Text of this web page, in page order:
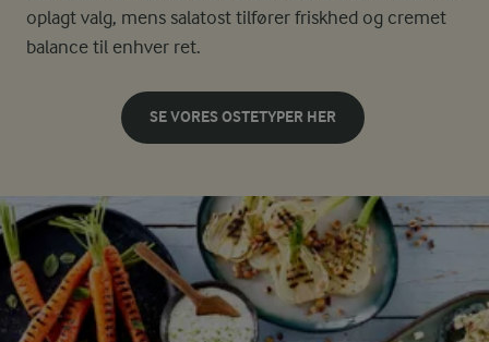
oplagt valg, mens salatost tilfører friskhed og cremet
balance til enhver ret.
SE VORES OSTETYPER HER